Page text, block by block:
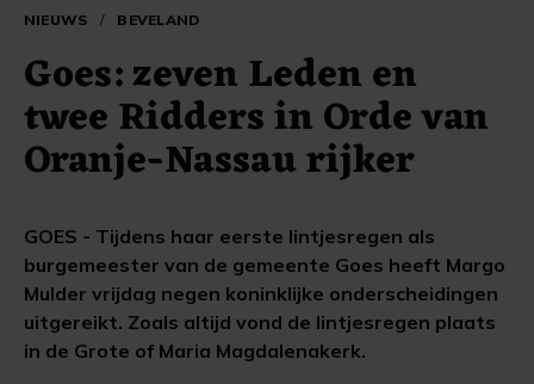
NIEUWS / BEVELAND
Goes: zeven Leden en
twee Ridders in Orde van
Oranje-Nassau rijker
GOES - Tijdens haar eerste lintjesregen als
burgemeester van de gemeente Goes heeft Margo
Mulder vrijdag negen koninklijke onderscheidingen
uitgereikt. Zoals altijd vond de lintjesregen plaats
in de Grote of Maria Magdalenakerk.